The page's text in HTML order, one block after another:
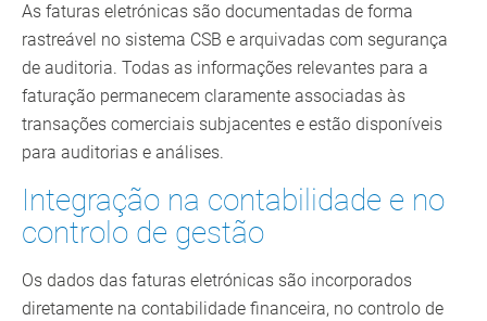
As faturas eletrónicas são documentadas de forma
rastreável no sistema CSB e arquivadas com segurança
de auditoria. Todas as informações relevantes para a
faturação permanecem claramente associadas às
transações comerciais subjacentes e estão disponíveis
para auditorias e análises.
Integração na contabilidade e no
controlo de gestão
Os dados das faturas eletrónicas são incorporados
diretamente na contabilidade financeira, no controlo de